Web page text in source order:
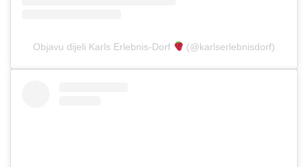
Objavu dijeli Karls Erlebnis-Dorf (@karlserlebnisdorf)